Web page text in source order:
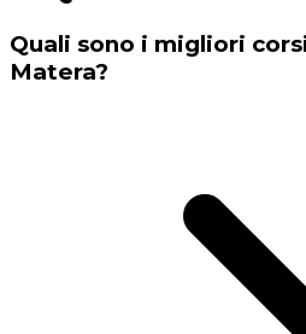
Quali sono i migliori
Matera?